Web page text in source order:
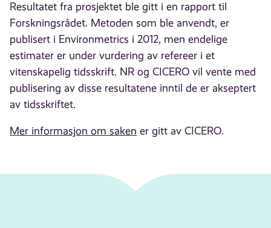
Resultatet fra prosjektet ble gitt i en rapport til
Forskningsrådet. Metoden som ble anvendt, er
publisert i Environmetrics i 2012, men endelige
estimater er under vurdering av refereer i et
vitenskapelig tidsskrift. NR og CICERO vil vente med
publisering av disse resultatene inntil de er akseptert
av tidsskriftet.
Mer informasjon om saken er gitt av CICERO.